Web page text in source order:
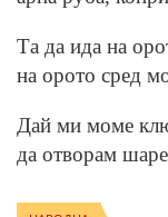
Та да ида на
на орото сред
Дай ми моме
да отворам